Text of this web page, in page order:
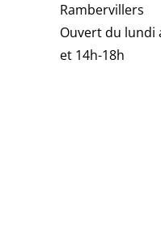
Rambervillers
Ouvert du lundi
et 14h-18h